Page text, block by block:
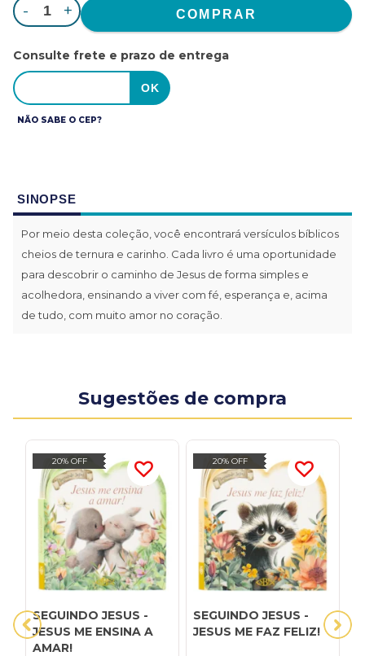
- +
Consulte frete e prazo de entrega
NÃO SABE O CEP?
SINOPSE
Por meio desta coleção, você encontrará versículos bíblicos
cheios de ternura e carinho. Cada livro é uma oportunidade
para descobrir o caminho de Jesus de forma simples e
acolhedora, ensinando a viver com fé, esperança e, acima
de tudo, com muito amor no coração.
Sugestões de compra
20% OFF
SEGUINDO JESUS -
JESUS ME ENSINA A
AMAR!
20% OFF
SEGUINDO JESUS -
JESUS ME FAZ FELIZ!